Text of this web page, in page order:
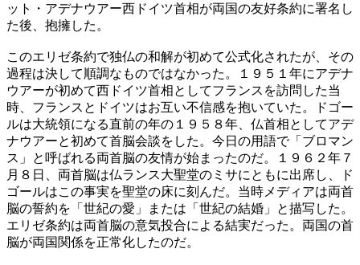
ット・アデナウアー西ドイツ首相が両国の友好条約に署名し
た後、抱擁した。
このエリゼ条約で独仏の和解が初めて公式化されたが、その
過程は決して順調なものではなかった。１９５１年にアデナ
ウアーが初めて西ドイツ首相としてフランスを訪問した当
時、フランスとドイツはお互い不信感を抱いていた。ドゴー
ルは大統領になる直前の年の１９５８年、仏首相としてアデ
ナウアーと初めて首脳会談をした。今日の用語で「ブロマン
ス」と呼ばれる両首脳の友情が始まったのだ。１９６２年７
月８日、両首脳は仏ランス大聖堂のミサにともに出席し、ド
ゴールはこの事実を聖堂の床に刻んだ。当時メディアは両首
脳の誓約を「世紀の愛」または「世紀の結婚」と描写した。
エリゼ条約は両首脳の意気投合による結実だった。両国の首
脳が両国関係を正常化したのだ。